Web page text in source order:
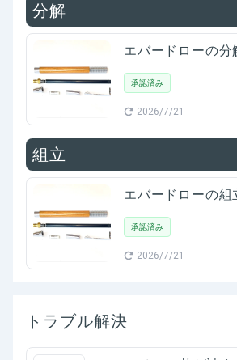
分解
エバードローの分
承認済み
2026/7/21
組立
エバードローの組
承認済み
2026/7/21
トラブル解決